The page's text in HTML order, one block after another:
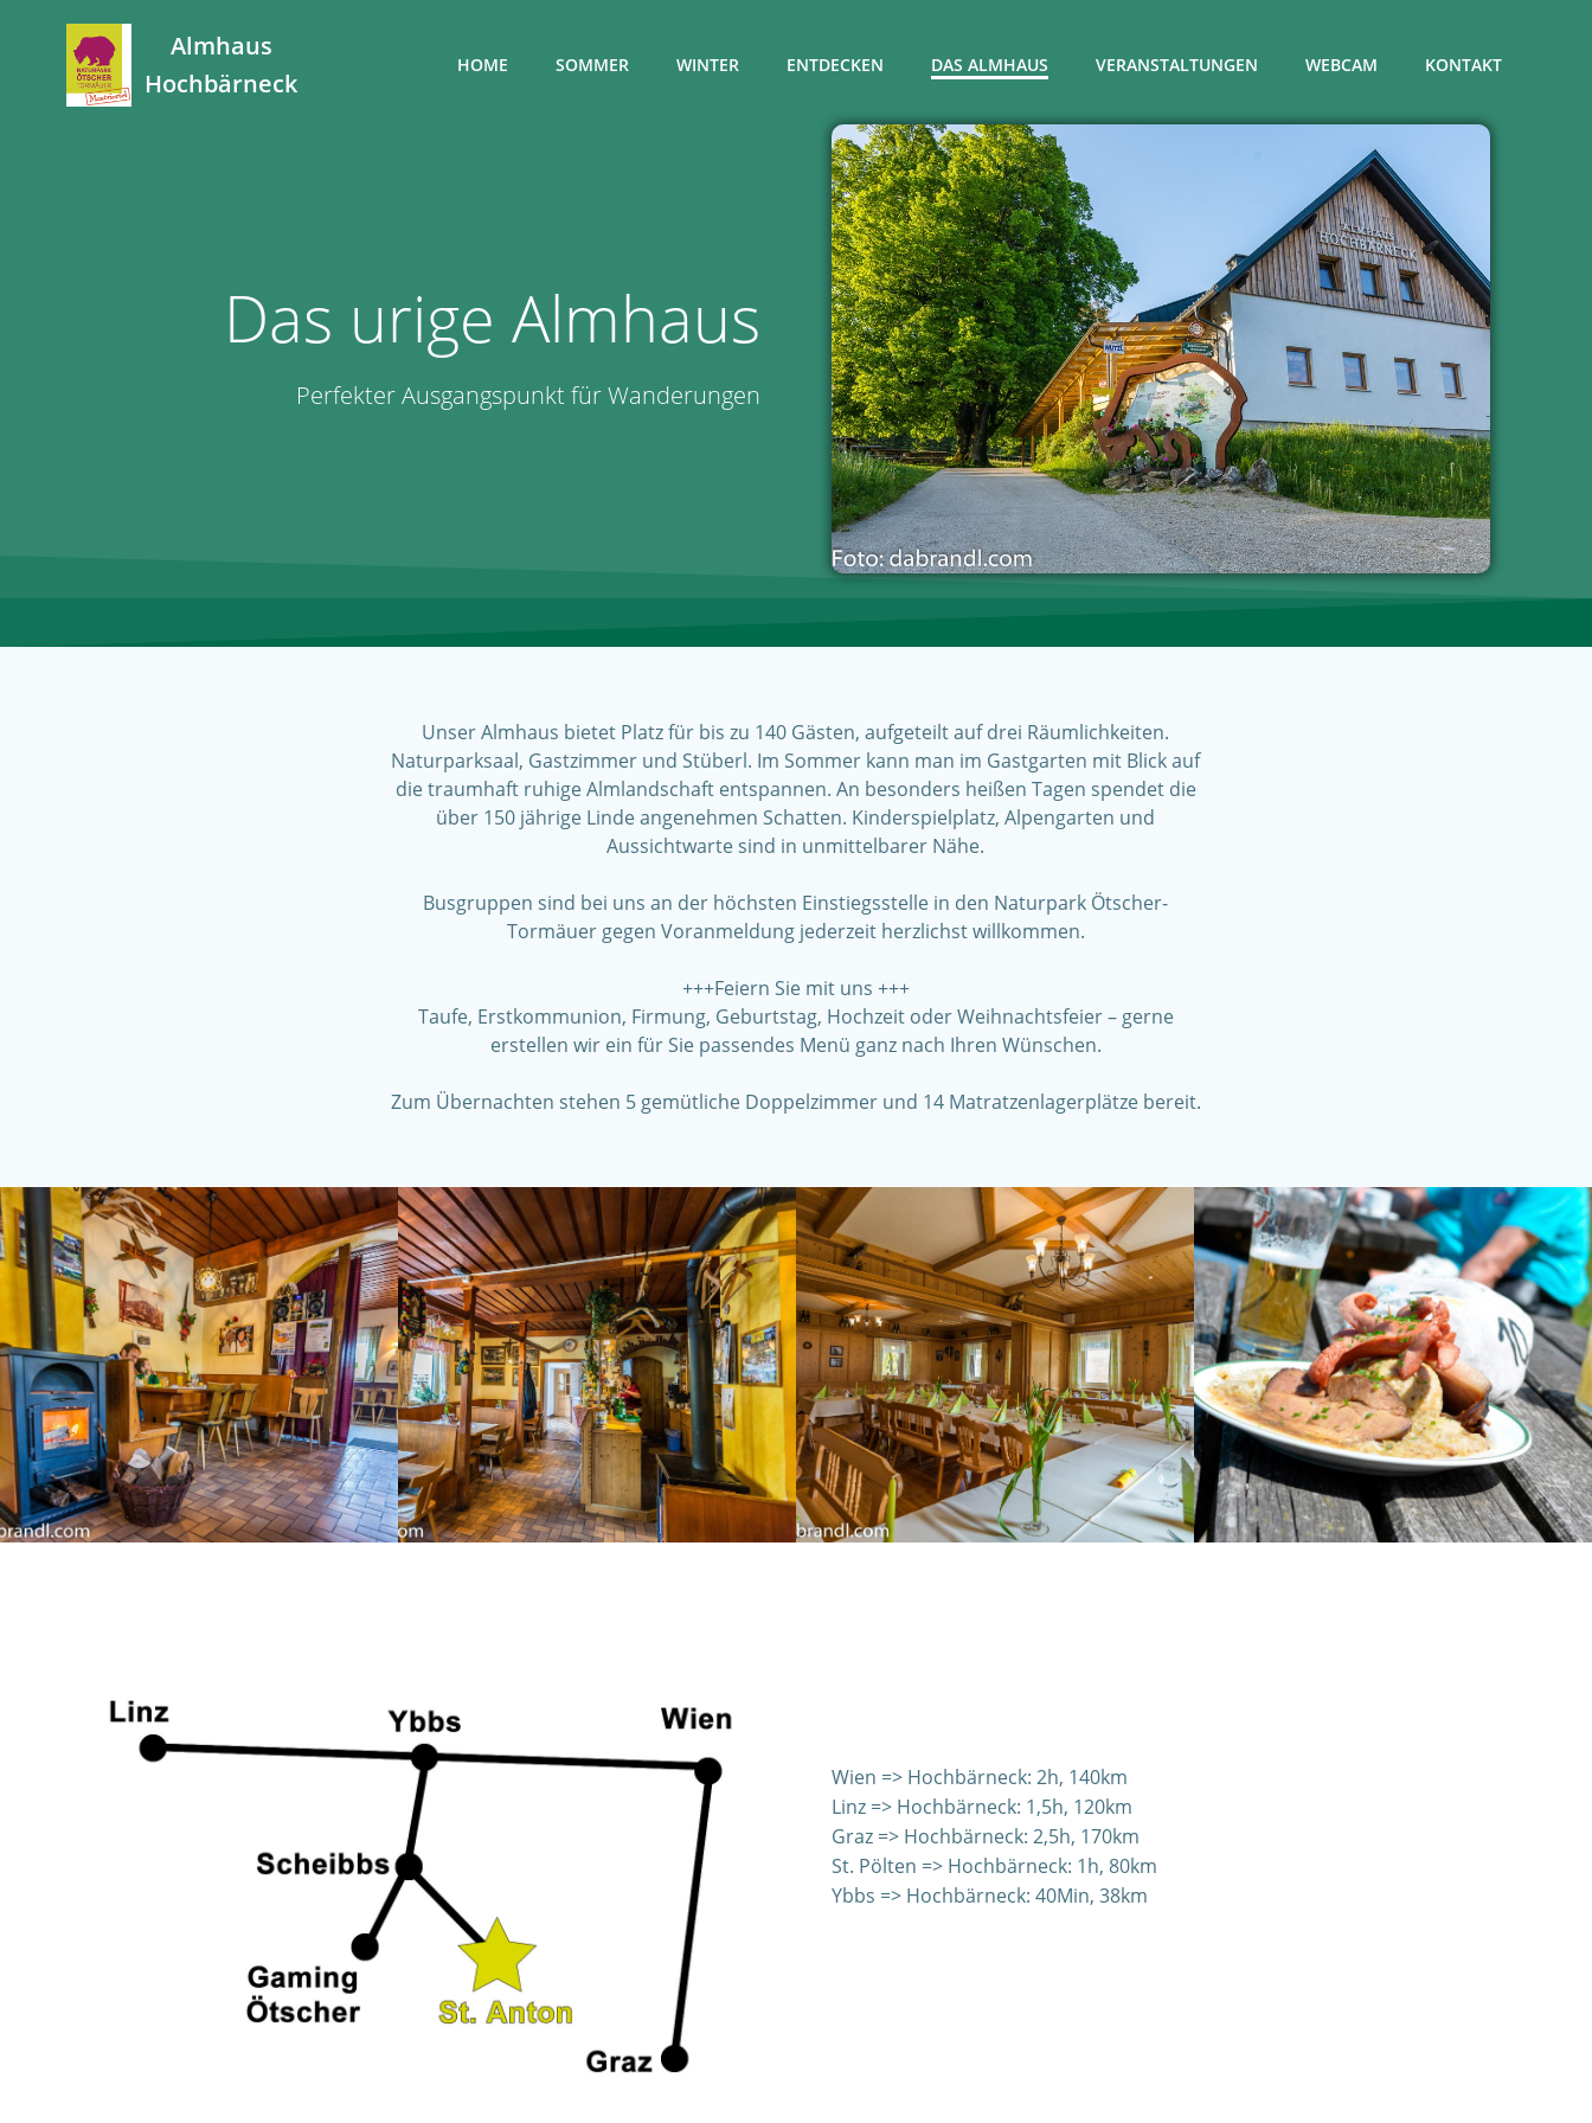
springen
Almhaus
Hochbärneck
HOME SOMMER WINTER ENTDECKEN DAS ALMHAUS VERANSTALTUNGEN WEBCAM KONTAKT
Das urige Almhaus
Perfekter Ausgangspunkt für Wanderungen
Unser Almhaus bietet Platz für bis zu 140 Gästen, aufgeteilt auf drei Räumlichkeiten.
Naturparksaal, Gastzimmer und Stüberl. Im Sommer kann man im Gastgarten mit Blick auf
die traumhaft ruhige Almlandschaft entspannen. An besonders heißen Tagen spendet die
über 150 jährige Linde angenehmen Schatten. Kinderspielplatz, Alpengarten und
Aussichtwarte sind in unmittelbarer Nähe.
Busgruppen sind bei uns an der höchsten Einstiegsstelle in den Naturpark Ötscher-
Tormäuer gegen Voranmeldung jederzeit herzlichst willkommen.
+++Feiern Sie mit uns +++
Taufe, Erstkommunion, Firmung, Geburtstag, Hochzeit oder Weihnachtsfeier – gerne
erstellen wir ein für Sie passendes Menü ganz nach Ihren Wünschen.
Zum Übernachten stehen 5 gemütliche Doppelzimmer und 14 Matratzenlagerplätze bereit.
Wien => Hochbärneck: 2h, 140km
Linz => Hochbärneck: 1,5h, 120km
Graz => Hochbärneck: 2,5h, 170km
St. Pölten => Hochbärneck: 1h, 80km
Ybbs => Hochbärneck: 40Min, 38km